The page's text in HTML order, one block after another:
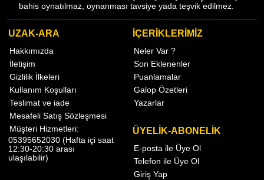
bahis oynatılmaz, oynanması tavsiye yada teşvik edilmez.
UZAK-ARA
Hakkımızda
İletişim
Gizlilik İlkeleri
Kullanım Koşulları
Teslimat ve iade
Mesafeli Satış Sözleşmesi
Müşteri Hizmetleri:
05395652030 (Hafta içi saat
12:30-20:30 arası
ulaşılabilir)
İÇERİKLERİMİZ
Neler Var ?
Son Eklenenler
Puanlamalar
Galop Özetleri
Yazarlar
ÜYELİK-ABONELİK
E-posta ile Üye Ol
Telefon ile Üye Ol
Giriş Yap